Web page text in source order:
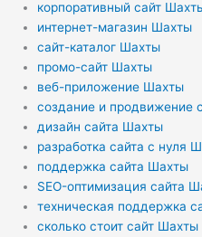
корпоративный сайт
интернет-магазин Шахты
сайт-каталог Шахты
промо-сайт Шахты
веб-приложение Шахты
создание и продвижение
дизайн сайта Шахты
разработка сайта с нуля
поддержка сайта Шахты
SEO-оптимизация сайта
техническая поддержка
сколько стоит сайт Шахты